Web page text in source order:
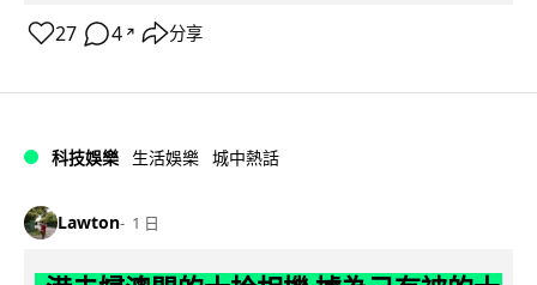
27 4 ↗ 分享
科技娛樂 生活娛樂 城中熱話
Lawton 1 日